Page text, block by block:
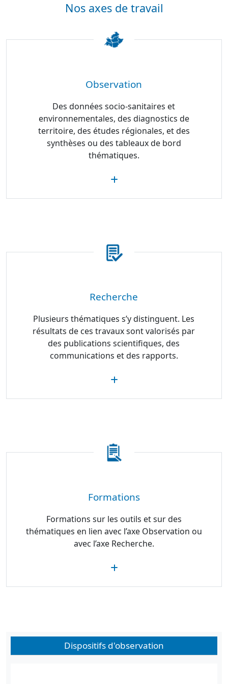
Nos axes de travail
Observation
Des données socio-sanitaires et
environnementales, des diagnostics de
territoire, des études régionales, et des
synthèses ou des tableaux de bord
thématiques.
Recherche
Plusieurs thématiques s’y distinguent. Les
résultats de ces travaux sont valorisés par
des publications scientifiques, des
communications et des rapports.
Formations
Formations sur les outils et sur des
thématiques en lien avec l’axe Observation ou
avec l’axe Recherche.
Dispositifs d'observation